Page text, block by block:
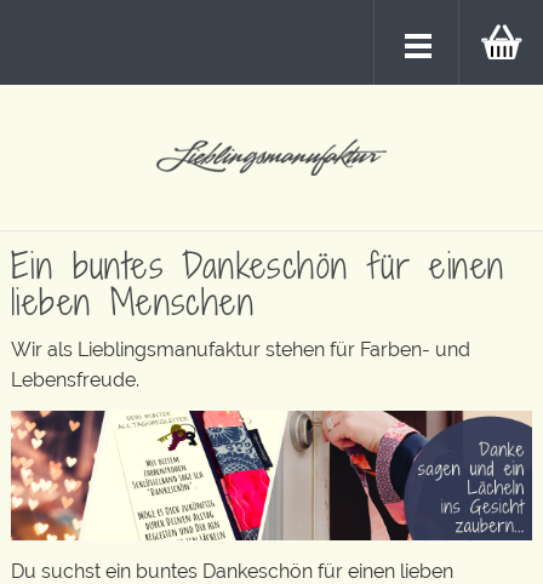
Ein buntes Dankeschön für einen
lieben Menschen
Wir als Lieblingsmanufaktur stehen für Farben- und
Lebensfreude.
Du suchst ein buntes Dankeschön für einen lieben